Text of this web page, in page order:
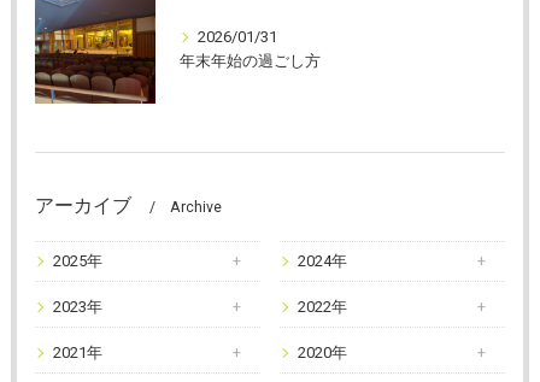
2026/01/31
年末年始の過ごし方
アーカイブ Archive
2025年 2024年
2023年 2022年
2021年 2020年